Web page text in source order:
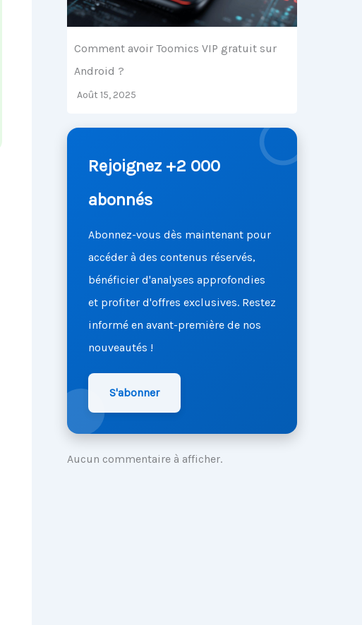
Comment avoir Toomics VIP gratuit sur
Android ?
Août 15, 2025
Rejoignez +2 000
abonnés
Abonnez-vous dès maintenant pour
accéder à des contenus réservés,
bénéficier d'analyses approfondies
et profiter d'offres exclusives. Restez
informé en avant-première de nos
nouveautés !
S'abonner
Aucun commentaire à afficher.